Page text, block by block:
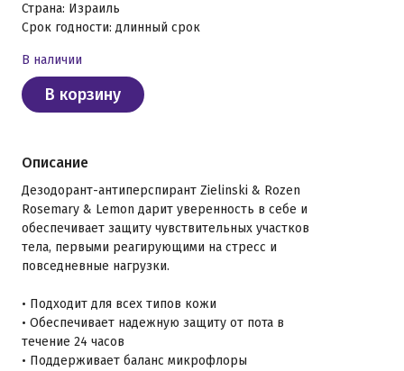
Страна: Израиль
Срок годности: длинный срок
В наличии
В корзину
Описание
Дезодорант-антиперспирант Zielinski & Rozen
Rosemary & Lemon дарит уверенность в себе и
обеспечивает защиту чувствительных участков
тела, первыми реагирующими на стресс и
повседневные нагрузки.
• Подходит для всех типов кожи
• Обеспечивает надежную защиту от пота в
течение 24 часов
• Поддерживает баланс микрофлоры